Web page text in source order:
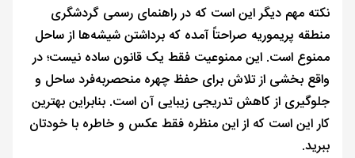
نکته مهم دیگر این است که در راهنمای رسمی گردشگری
منطقه پریموریه صراحتاً آمده که برداشتن شیشه‌ها از ساحل
ممنوع است. این ممنوعیت فقط یک قانون ساده نیست؛ در
واقع بخشی از تلاش برای حفظ چهره منحصربه‌فرد ساحل و
جلوگیری از کاهش تدریجی زیبایی آن است. بنابراین بهترین
کار این است که از این منظره فقط عکس و خاطره با خودتان
ببرید.